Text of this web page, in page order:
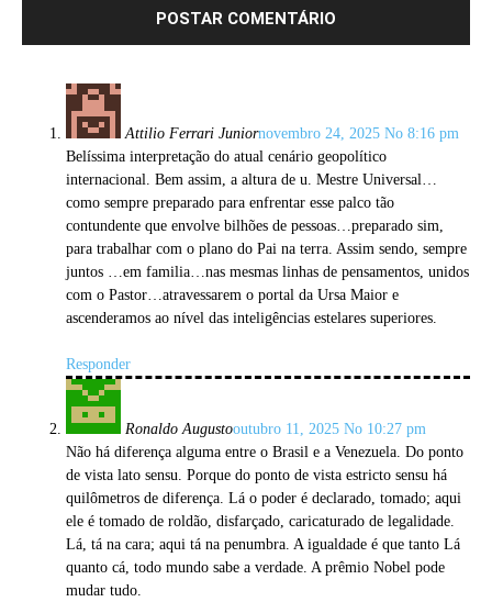
Attilio Ferrari Juniornovembro 24, 2025 No 8:16 pm
Belíssima interpretação do atual cenário geopolítico
internacional. Bem assim, a altura de u. Mestre Universal…
como sempre preparado para enfrentar esse palco tão
contundente que envolve bilhões de pessoas…preparado sim,
para trabalhar com o plano do Pai na terra. Assim sendo, sempre
juntos …em familia…nas mesmas linhas de pensamentos, unidos
com o Pastor…atravessarem o portal da Ursa Maior e
ascenderamos ao nível das inteligências estelares superiores.
Responder
Ronaldo Augustooutubro 11, 2025 No 10:27 pm
Não há diferença alguma entre o Brasil e a Venezuela. Do ponto
de vista lato sensu. Porque do ponto de vista estricto sensu há
quilômetros de diferença. Lá o poder é declarado, tomado; aqui
ele é tomado de roldão, disfarçado, caricaturado de legalidade.
Lá, tá na cara; aqui tá na penumbra. A igualdade é que tanto Lá
quanto cá, todo mundo sabe a verdade. A prêmio Nobel pode
mudar tudo.